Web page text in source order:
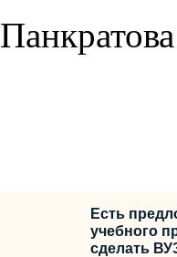
Есть
учебного
сделать